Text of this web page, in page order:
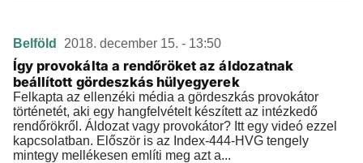
Belföld 2018. december 15. - 13:50
Így provokálta a rendőröket az áldozatnak
beállított gördeszkás hülyegyerek
Felkapta az ellenzéki média a gördeszkás provokátor
történetét, aki egy hangfelvételt készített az intézkedő
rendőrökről. Áldozat vagy provokátor? Itt egy videó ezzel
kapcsolatban. Először is az Index-444-HVG tengely
mintegy mellékesen említi meg azt a...